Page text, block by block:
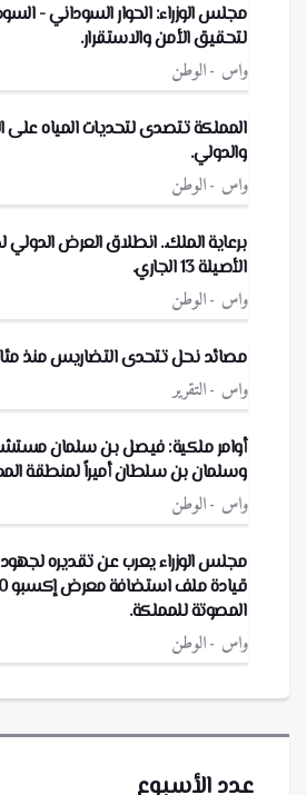
مجلس الوزراء: الحوار السوداني -
لتحقيق الأمن والاستقرار.
واس الوطن
المملكة تتصدى لتحديات المياه على
والدولي.
واس الوطن
برعاية الملك.. انطلاق العرض الدولي
الأصيلة 13 الجاري.
واس الوطن
مصائد نحل تتحدى التضاريس منذ
واس التقرير
أوامر ملكية: فيصل بن سلمان
وسلمان بن سلطان أميراً لمنطقة
واس الوطن
مجلس الوزراء يعرب عن تقديره
المصوتة للمملكة.
واس الوطن
عدد الأسبوع